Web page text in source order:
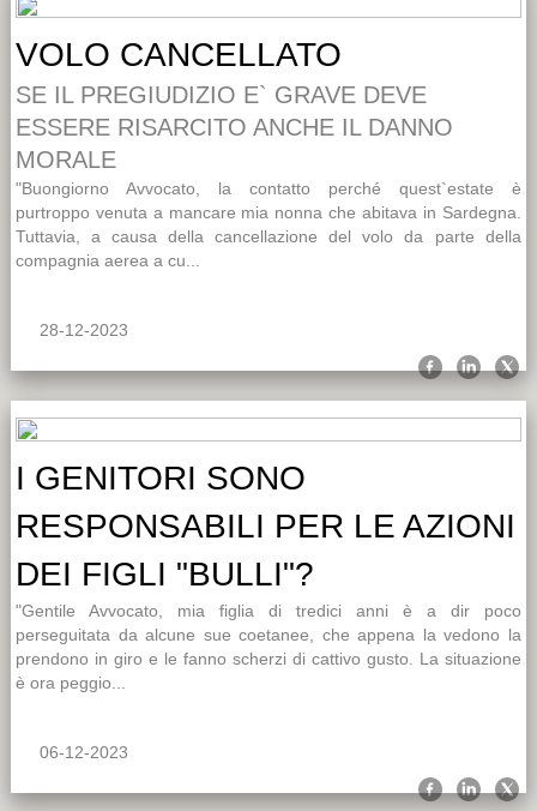
VOLO CANCELLATO
SE IL PREGIUDIZIO E` GRAVE DEVE
ESSERE RISARCITO ANCHE IL DANNO
MORALE
"Buongiorno Avvocato, la contatto perché quest`estate è
purtroppo venuta a mancare mia nonna che abitava in Sardegna.
Tuttavia, a causa della cancellazione del volo da parte della
compagnia aerea a cu...
28-12-2023
I GENITORI SONO
RESPONSABILI PER LE AZIONI
DEI FIGLI "BULLI"?
"Gentile Avvocato, mia figlia di tredici anni è a dir poco
perseguitata da alcune sue coetanee, che appena la vedono la
prendono in giro e le fanno scherzi di cattivo gusto. La situazione
è ora peggio...
06-12-2023